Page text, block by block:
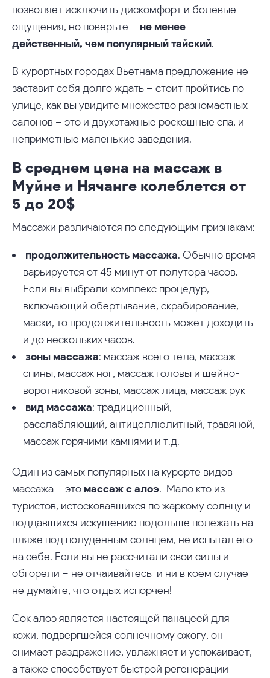
позволяет исключить дискомфорт и болевые
ощущения, но поверьте – не менее
действенный, чем популярный тайский.
В курортных городах Вьетнама предложение не
заставит себя долго ждать – стоит пройтись по
улице, как вы увидите множество разномастных
салонов – это и двухэтажные роскошные спа, и
неприметные маленькие заведения.
В среднем цена на массаж в
Муйне и Нячанге колеблется от
5 до 20$
Массажи различаются по следующим признакам:
продолжительность массажа. Обычно время
варьируется от 45 минут от полутора часов.
Если вы выбрали комплекс процедур,
включающий обертывание, скрабирование,
маски, то продолжительность может доходить
и до нескольких часов.
зоны массажа: массаж всего тела, массаж
спины, массаж ног, массаж головы и шейно-
воротниковой зоны, массаж лица, массаж рук
вид массажа: традиционный,
расслабляющий, антицеллюлитный, травяной,
массаж горячими камнями и т.д.
Один из самых популярных на курорте видов
массажа – это массаж с алоэ. Мало кто из
туристов, истосковавшихся по жаркому солнцу и
поддавшихся искушению подольше полежать на
пляже под полуденным солнцем, не испытал его
на себе. Если вы не рассчитали свои силы и
обгорели – не отчаивайтесь и ни в коем случае
не думайте, что отдых испорчен!
Сок алоэ является настоящей панацеей для
кожи, подвергшейся солнечному ожогу, он
снимает раздражение, увлажняет и успокаивает,
а также способствует быстрой регенерации